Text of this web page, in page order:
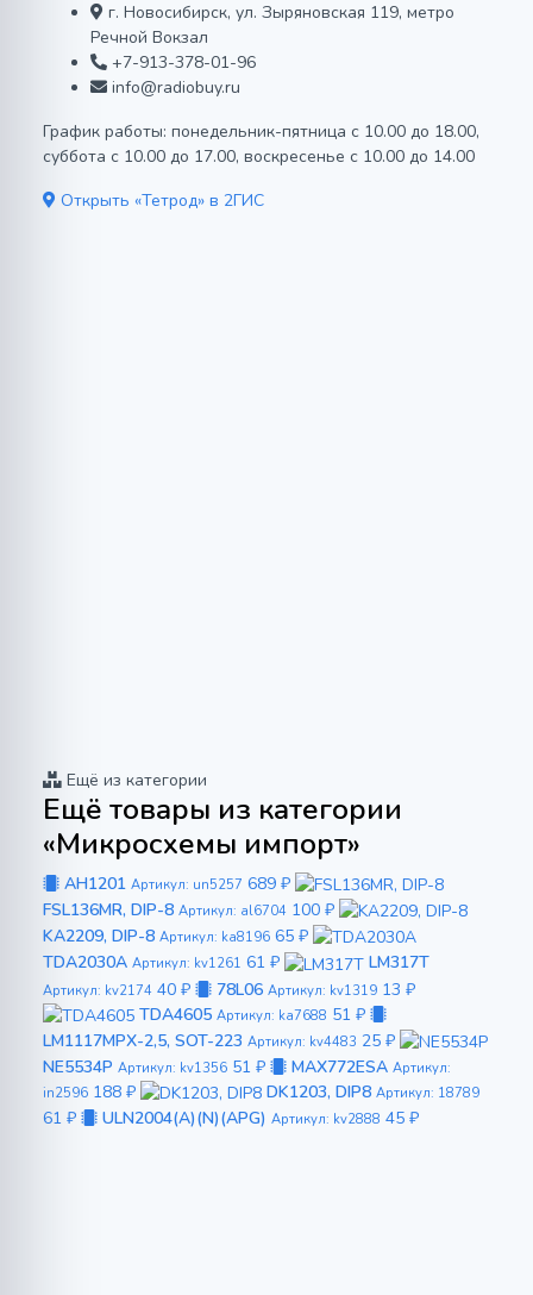
г. Новосибирск, ул. Зыряновская 119, метро
Речной Вокзал
+7-913-378-01-96
info@radiobuy.ru
График работы: понедельник-пятница с 10.00 до 18.00,
суббота с 10.00 до 17.00, воскресенье с 10.00 до 14.00
Открыть «Тетрод» в 2ГИС
Ещё из категории
Ещё товары из категории
«Микросхемы импорт»
AH1201 Артикул: un5257 689 ₽
FSL136MR, DIP-8 Артикул: al6704 100 ₽
KA2209, DIP-8 Артикул: ka8196 65 ₽
TDA2030A Артикул: kv1261 61 ₽ LM317T
Артикул: kv2174 40 ₽ 78L06 Артикул: kv1319 13 ₽
TDA4605 Артикул: ka7688 51 ₽
LM1117MPX-2,5, SOT-223 Артикул: kv4483 25 ₽
NE5534P Артикул: kv1356 51 ₽ MAX772ESA Артикул:
in2596 188 ₽ DK1203, DIP8 Артикул: 18789
61 ₽ ULN2004(A)(N)(APG) Артикул: kv2888 45 ₽